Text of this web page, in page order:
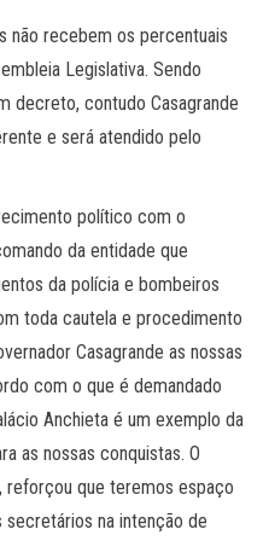
não recebem os percentuais
Legislativa. Sendo
decreto, contudo Casagrande
e será atendido pelo
político com o
da entidade que
da polícia e bombeiros
toda cautela e procedimento
Casagrande as nossas
com o que é demandado
Anchieta é um exemplo da
as nossas conquistas. O
reforçou que teremos espaço
na intenção de